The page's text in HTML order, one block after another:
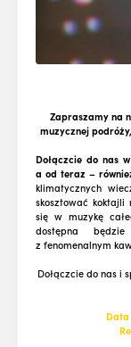
Zapraszamy na
muzycznej
Dołączcie do nas
a od teraz –
klimatycznych
skosztować koktajli
się w muzykę
dostępna
z fenomenalnym
Dołączcie do nas i